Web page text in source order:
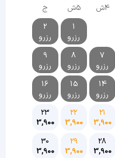
4ش 5ش
ج
1
رزرو
2
رزرو
7
رزرو
8
رزرو
9
رزرو
14
رزرو
15
رزرو
16
رزرو
21
3,900
22
3,900
23
3,900
28
3,900
29
3,900
30
3,900